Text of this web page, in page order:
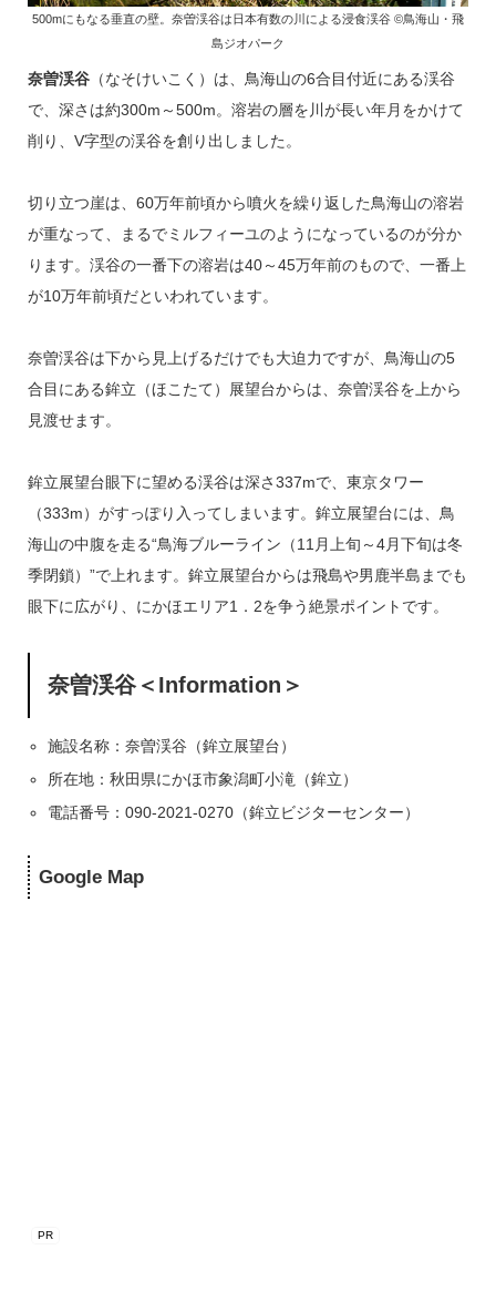
500mにもなる垂直の壁。奈曽渓谷は日本有数の川による浸食渓谷 ©鳥海山・飛
島ジオパーク
奈曽渓谷（なそけいこく）は、鳥海山の6合目付近にある渓谷
で、深さは約300m～500m。溶岩の層を川が長い年月をかけて
削り、V字型の渓谷を創り出しました。
切り立つ崖は、60万年前頃から噴火を繰り返した鳥海山の溶岩
が重なって、まるでミルフィーユのようになっているのが分か
ります。渓谷の一番下の溶岩は40～45万年前のもので、一番上
が10万年前頃だといわれています。
奈曽渓谷は下から見上げるだけでも大迫力ですが、鳥海山の5
合目にある鉾立（ほこたて）展望台からは、奈曽渓谷を上から
見渡せます。
鉾立展望台眼下に望める渓谷は深さ337mで、東京タワー
（333m）がすっぽり入ってしまいます。鉾立展望台には、鳥
海山の中腹を走る“鳥海ブルーライン（11月上旬～4月下旬は冬
季閉鎖）”で上れます。鉾立展望台からは飛島や男鹿半島までも
眼下に広がり、にかほエリア1．2を争う絶景ポイントです。
奈曽渓谷＜Information＞
施設名称：奈曽渓谷（鉾立展望台）
所在地：秋田県にかほ市象潟町小滝（鉾立）
電話番号：090-2021-0270（鉾立ビジターセンター）
Google Map